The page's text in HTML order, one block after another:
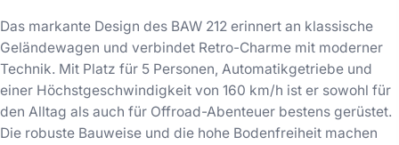
Das markante Design des BAW 212 erinnert an klassische
Geländewagen und verbindet Retro-Charme mit moderner
Technik. Mit Platz für 5 Personen, Automatikgetriebe und
einer Höchstgeschwindigkeit von 160 km/h ist er sowohl für
den Alltag als auch für Offroad-Abenteuer bestens gerüstet.
Die robuste Bauweise und die hohe Bodenfreiheit machen